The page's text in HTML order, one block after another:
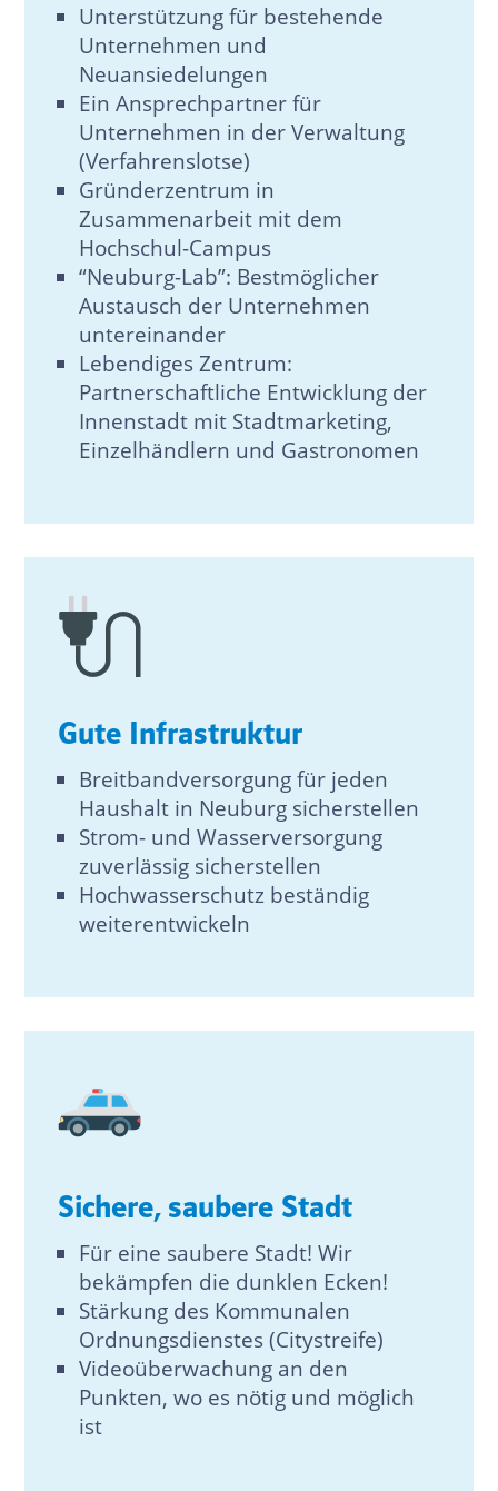
Unterstützung für bestehende
Unternehmen und
Neuansiedelungen
Ein Ansprechpartner für
Unternehmen in der Verwaltung
(Verfahrenslotse)
Gründerzentrum in
Zusammenarbeit mit dem
Hochschul-Campus
“Neuburg-Lab”: Bestmöglicher
Austausch der Unternehmen
untereinander
Lebendiges Zentrum:
Partnerschaftliche Entwicklung der
Innenstadt mit Stadtmarketing,
Einzelhändlern und Gastronomen
Gute Infrastruktur
Breitbandversorgung für jeden
Haushalt in Neuburg sicherstellen
Strom- und Wasserversorgung
zuverlässig sicherstellen
Hochwasserschutz beständig
weiterentwickeln
Sichere, saubere Stadt
Für eine saubere Stadt! Wir
bekämpfen die dunklen Ecken!
Stärkung des Kommunalen
Ordnungsdienstes (Citystreife)
Videoüberwachung an den
Punkten, wo es nötig und möglich
ist